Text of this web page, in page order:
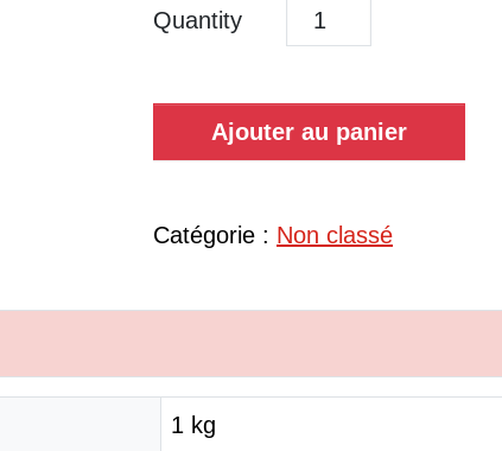
Quantity
Ajouter au panier
Catégorie : Non classé
1 kg